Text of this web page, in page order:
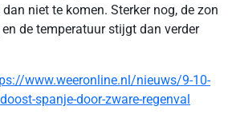
niet te komen. Sterker nog, de zon
de temperatuur stijgt dan verder
www.weeronline.nl/nieuws/9-10-
spanje-door-zware-regenval